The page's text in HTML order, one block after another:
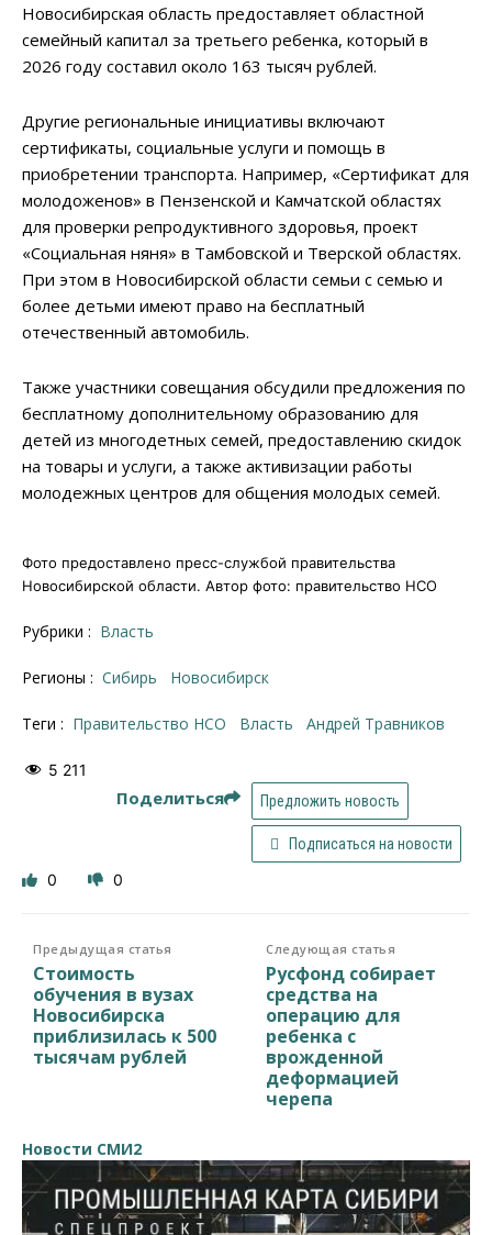
Новосибирская область предоставляет областной
семейный капитал за третьего ребенка, который в
2026 году составил около 163 тысяч рублей.
Другие региональные инициативы включают
сертификаты, социальные услуги и помощь в
приобретении транспорта. Например, «Сертификат для
молодоженов» в Пензенской и Камчатской областях
для проверки репродуктивного здоровья, проект
«Социальная няня» в Тамбовской и Тверской областях.
При этом в Новосибирской области семьи с семью и
более детьми имеют право на бесплатный
отечественный автомобиль.
Также участники совещания обсудили предложения по
бесплатному дополнительному образованию для
детей из многодетных семей, предоставлению скидок
на товары и услуги, а также активизации работы
молодежных центров для общения молодых семей.
Фото предоставлено пресс-службой правительства
Новосибирской области. Автор фото: правительство НСО
Рубрики : Власть
Регионы : Сибирь Новосибирск
Теги : правительство НСО власть Андрей Травников
5 211
Поделиться Предложить новость
Подписаться на новости
0 0
Предыдущая статья
Стоимость
обучения в вузах
Новосибирска
приблизилась к 500
тысячам рублей
Следующая статья
Русфонд собирает
средства на
операцию для
ребенка с
врожденной
деформацией
черепа
Новости СМИ2